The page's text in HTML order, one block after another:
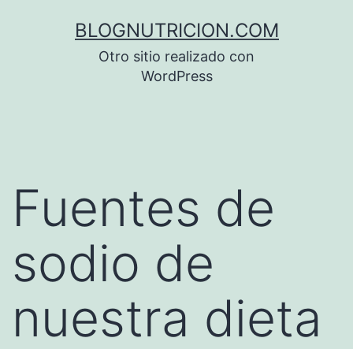
BLOGNUTRICION.COM
Otro sitio realizado con
WordPress
Fuentes de
sodio de
nuestra dieta